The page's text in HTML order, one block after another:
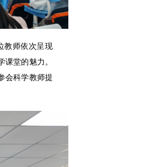
教师依次呈现
堂的魅力。
会科学教师提